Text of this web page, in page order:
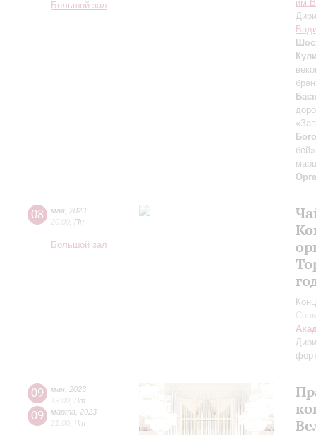
Большой зал
08 мая 2023
20:00 Пн
Большой зал
09 мая 2023
19:00 Вт
09 марта
2023
21:00 Чт